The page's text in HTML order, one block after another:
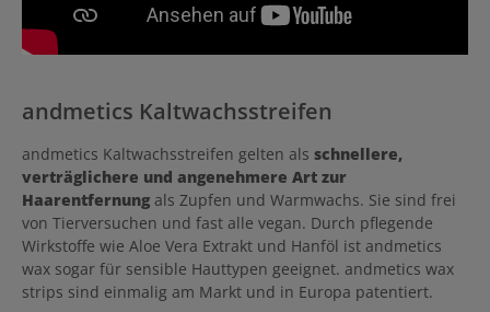
andmetics Kaltwachsstreifen
andmetics Kaltwachsstreifen gelten als schnellere,
verträglichere und angenehmere Art zur
Haarentfernung als Zupfen und Warmwachs. Sie sind frei
von Tierversuchen und fast alle vegan. Durch pflegende
Wirkstoffe wie Aloe Vera Extrakt und Hanföl ist andmetics
wax sogar für sensible Hauttypen geeignet. andmetics wax
strips sind einmalig am Markt und in Europa patentiert.